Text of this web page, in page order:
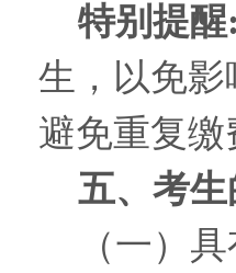
特别提醒:
生，以免
避免重复缴
五、考
（一）